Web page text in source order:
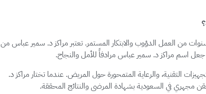
من العمل الدؤوب والابتكار المستمر. تعتبر مراكز د. سمير عباس من
اسم مراكز د. سمير عباس مرادفاً للأمل والنجاح.
التقنية، والرعاية المتمحورة حول المريض. عندما تختار مراكز د.
في السعودية بشهادة المرضى والنتائج المحققة.